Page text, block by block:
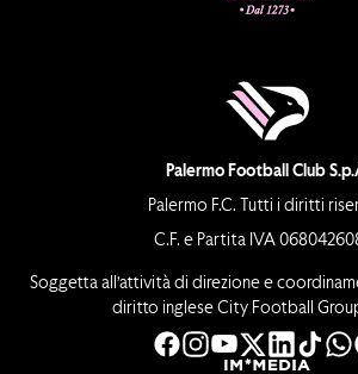
Palermo Football Club
Palermo F.C. Tutti i diritti
C.F. e Partita IVA
Soggetta all’attività di direzione e
diritto inglese City Football